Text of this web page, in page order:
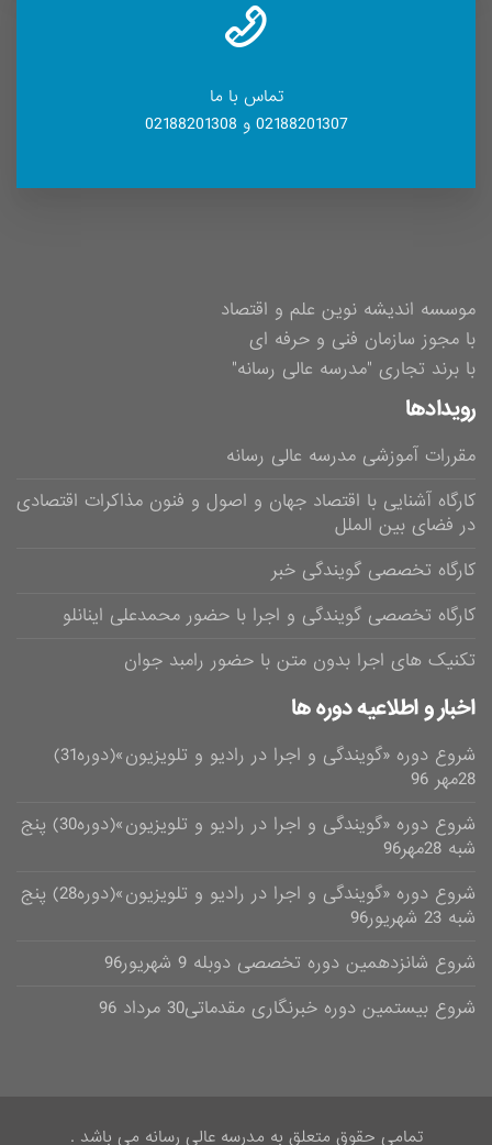
تماس با ما
02188201307 و 02188201308
موسسه اندیشه نوین علم و اقتصاد
با مجوز سازمان فنی و حرفه ای
با برند تجاری "مدرسه عالی رسانه"
رویدادها
مقررات آموزشی مدرسه عالی رسانه
کارگاه آشنایی با اقتصاد جهان و اصول و فنون مذاکرات اقتصادی
در فضای بین الملل
کارگاه تخصصی گویندگی خبر
کارگاه تخصصی گویندگی و اجرا با حضور محمدعلی اینانلو
تکنیک های اجرا بدون متن با حضور رامبد جوان
اخبار و اطلاعیه دوره ها
شروع دوره «گویندگی و اجرا در رادیو و تلویزیون»(دوره31)
28مهر 96
شروع دوره «گویندگی و اجرا در رادیو و تلویزیون»(دوره30) پنج
شبه 28مهر96
شروع دوره «گویندگی و اجرا در رادیو و تلویزیون»(دوره28) پنج
شبه 23 شهریور96
شروع شانزدهمین دوره تخصصی دوبله 9 شهریور96
شروع بیستمین دوره خبرنگاری مقدماتی30 مرداد 96
تمامی حقوق متعلق به مدرسه عالی رسانه می باشد .